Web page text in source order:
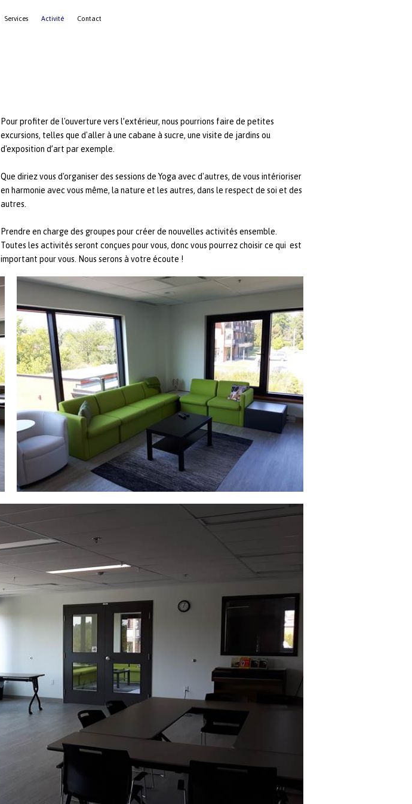
Services Activité Contact
Pour profiter de l'ouverture vers l’extérieur, nous pourrions faire de petites
excursions, telles que d'aller à une cabane à sucre, une visite de jardins ou
d'exposition d’art par exemple.
Que diriez vous d'organiser des sessions de Yoga avec d'autres, de vous intérioriser
en harmonie avec vous même, la nature et les autres, dans le respect de soi et des
autres.
Prendre en charge des groupes pour créer de nouvelles activités ensemble.
Toutes les activités seront conçues pour vous, donc vous pourrez choisir ce qui est
important pour vous. Nous serons à votre écoute !